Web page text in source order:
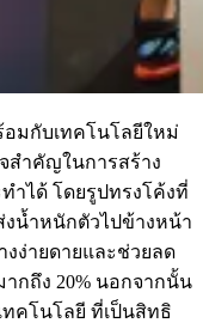
มกับเทคโนโลยีใหม่
ำคัญในการสร้าง
ำได้ โดยรูปทรงโค้งที่
น้ำหนักตัวไปข้างหน้า
ง่ายดายและช่วยลด
กถึง 20% นอกจากนั้น
คโนโลยี ที่เป็นสิทธิ